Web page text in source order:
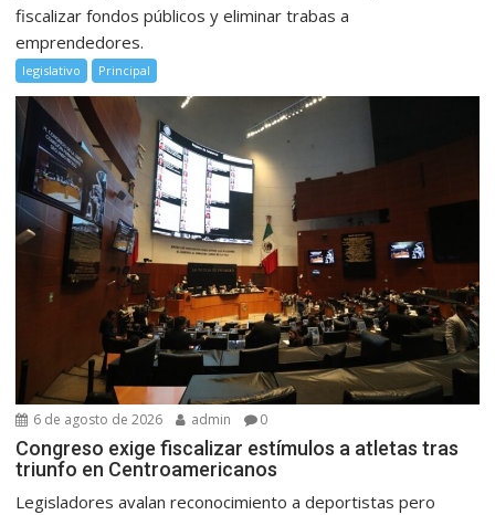
fiscalizar fondos públicos y eliminar trabas a
emprendedores.
legislativo Principal
6 de agosto de 2026 admin 0
Congreso exige fiscalizar estímulos a atletas tras
triunfo en Centroamericanos
Legisladores avalan reconocimiento a deportistas pero